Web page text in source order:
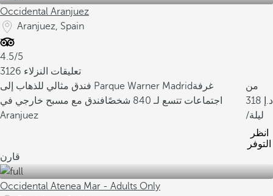
Occidental Aranjuez
Aranjuez, Spain
4.5/5
3126 تعليقات النزلاء
فندق مثالي للذهاب إلى Parque Warner Madridغرفة
اجتماعات تتسع لـ 840 شخصًا
فندق مع مسبح خارجي في
Aranjuez
من
318
/ليلة
انظر
التوفر
قارن
Occidental Atenea Mar - Adults Only